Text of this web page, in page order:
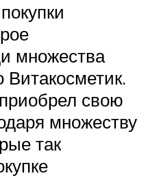
множества
Витакосметик.
свою
множеству
так